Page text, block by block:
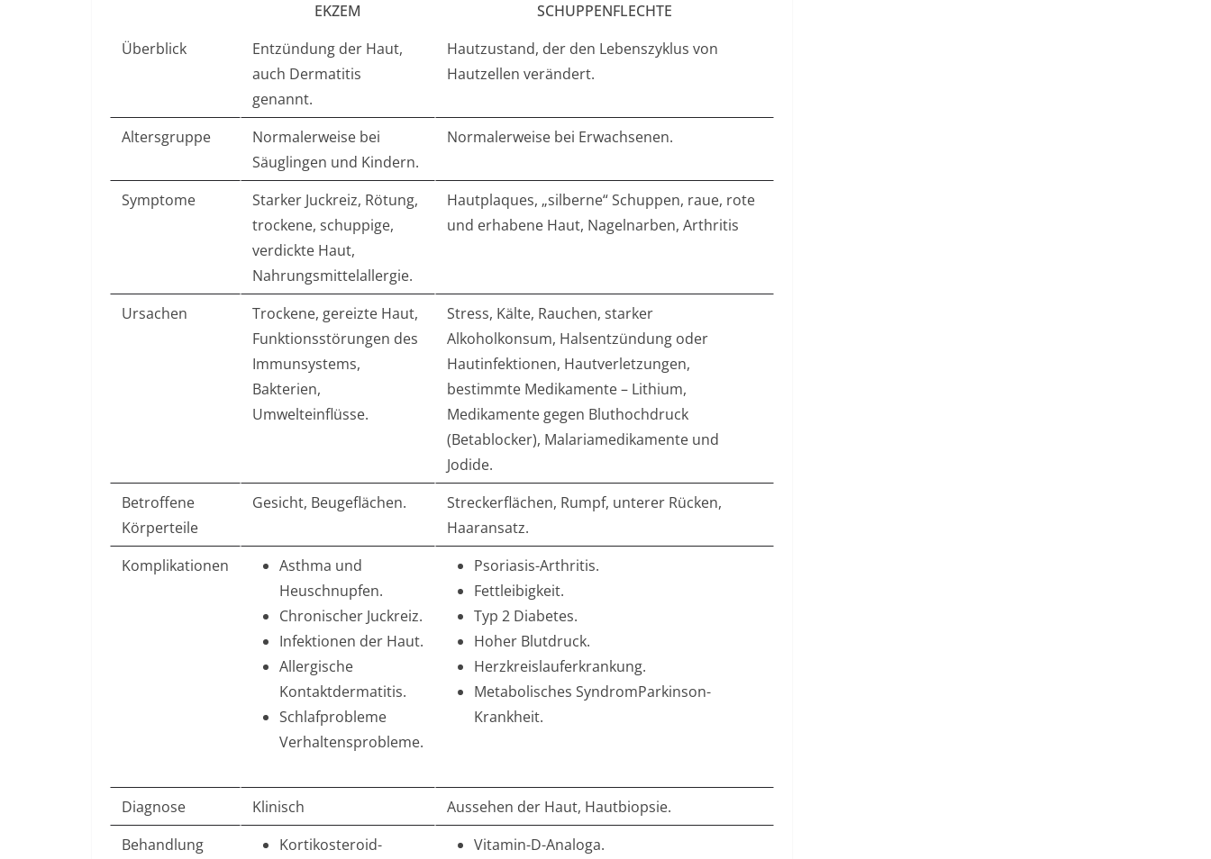
EKZEM
SCHUPPENFLECHTE
Überblick
Entzündung der Haut,
auch Dermatitis
genannt.
Hautzustand, der den Lebenszyklus von
Hautzellen verändert.
Altersgruppe
Normalerweise bei
Säuglingen und Kindern.
Normalerweise bei Erwachsenen.
Symptome
Starker Juckreiz, Rötung,
trockene, schuppige,
verdickte Haut,
Nahrungsmittelallergie.
Hautplaques, „silberne“ Schuppen, raue, rote
und erhabene Haut, Nagelnarben, Arthritis
Ursachen
Trockene, gereizte Haut,
Funktionsstörungen des
Immunsystems,
Bakterien,
Umwelteinflüsse.
Stress, Kälte, Rauchen, starker
Alkoholkonsum, Halsentzündung oder
Hautinfektionen, Hautverletzungen,
bestimmte Medikamente – Lithium,
Medikamente gegen Bluthochdruck
(Betablocker), Malariamedikamente und
Jodide.
Betroffene
Körperteile
Gesicht, Beugeflächen.
Streckerflächen, Rumpf, unterer Rücken,
Haaransatz.
Komplikationen
Asthma und
Heuschnupfen.
Chronischer Juckreiz.
Infektionen der Haut.
Allergische
Kontaktdermatitis.
Schlafprobleme
Verhaltensprobleme.
Psoriasis-Arthritis.
Fettleibigkeit.
Typ 2 Diabetes.
Hoher Blutdruck.
Herzkreislauferkrankung.
Metabolisches SyndromParkinson-
Krankheit.
Diagnose Klinisch
Aussehen der Haut, Hautbiopsie.
Behandlung
Kortikosteroid-
Vitamin-D-Analoga.